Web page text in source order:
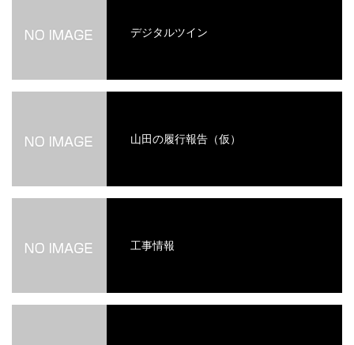
デジタルツイン
山田の履行報告（仮）
工事情報